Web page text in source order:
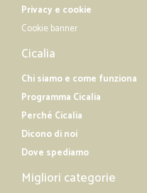
Privacy e cookie
Cookie banner
Cicalia
Chi siamo e come funziona
Programma Cicalia
Perché Cicalia
Dicono di noi
Dove spediamo
Migliori categorie